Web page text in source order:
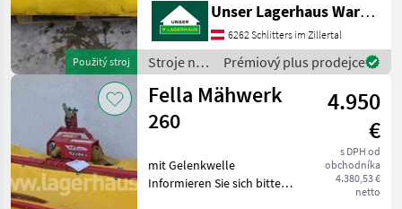
MARKETPLACE
Marketplace
Nabídky
prodejců
Inzeráty
Použitý stroj
Unser Lagerhaus Warenhandelsges.m.b.H.
6262 Schlitters im Zillertal
Stroje na
zber
objemových
krmív /
Fella
Prémiový plus prodejce
Fella Mähwerk
260
4.950
€
s DPH od
obchodníka
4.380,53 €
netto
mit Gelenkwelle
Informieren Sie sich bitte